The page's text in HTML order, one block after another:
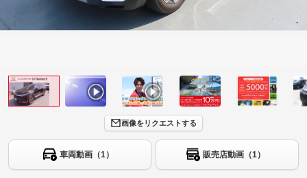
画像をリクエストする
車両動画（1） 販売店動画（1）